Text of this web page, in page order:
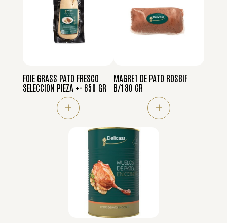
FOIE GRASS PATO FRESCO
SELECCION PIEZA +- 650 GR
+
MAGRET DE PATO ROSBIF
B/180 GR
+